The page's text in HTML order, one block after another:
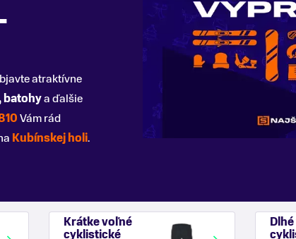
atraktívne
batohya ďalšie
Vám rád
Kubínskej holi.
Krátke voľné
cyklistické